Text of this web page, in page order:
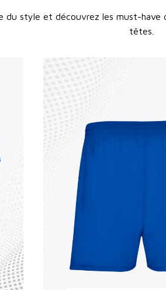
du style et découvrez les must-have
têtes.